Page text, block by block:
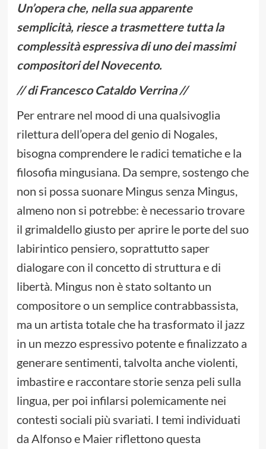
Un’opera che, nella sua apparente
semplicità, riesce a trasmettere tutta la
complessità espressiva di uno dei massimi
compositori del Novecento.
// di Francesco Cataldo Verrina //
Per entrare nel mood di una qualsivoglia
rilettura dell’opera del genio di Nogales,
bisogna comprendere le radici tematiche e la
filosofia mingusiana. Da sempre, sostengo che
non si possa suonare Mingus senza Mingus,
almeno non si potrebbe: è necessario trovare
il grimaldello giusto per aprire le porte del suo
labirintico pensiero, soprattutto saper
dialogare con il concetto di struttura e di
libertà. Mingus non è stato soltanto un
compositore o un semplice contrabbassista,
ma un artista totale che ha trasformato il jazz
in un mezzo espressivo potente e finalizzato a
generare sentimenti, talvolta anche violenti,
imbastire e raccontare storie senza peli sulla
lingua, per poi infilarsi polemicamente nei
contesti sociali più svariati. I temi individuati
da Alfonso e Maier riflettono questa